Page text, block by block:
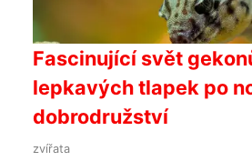
Fascinující svět
lepkavých tlapek po
dobrodružství
zvířata